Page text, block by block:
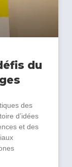
du
des
d’idées
et des